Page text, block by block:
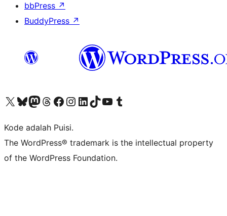
bbPress ↗
BuddyPress ↗
Kunjungi akun X (sebelumnya Twitter) kamiVisit our Bluesky account
Kunjungi akun Mastodon kami
Visit our Threads account
Kunjungi halaman Facebook kamiKunjungi akun Instagram kamiKunjungi akun LinkedIn kami
Visit our TikTok account
Kunjungi channel YouTube kamiVisit our Tumblr account
Kode adalah Puisi.
The WordPress® trademark is the intellectual property
of the WordPress Foundation.